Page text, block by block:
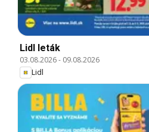
Lidl leták
03.08.2026- 09.08.2026
Lidl